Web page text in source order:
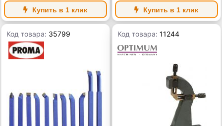
Купить в 1 клик Купить в 1 клик
Код товара: 35799 Код товара:11244